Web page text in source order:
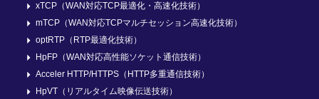
xTCP（WAN対応TCP最適化・高速化技術）
mTCP（WAN対応TCPマルチセッション高速化技術）
optRTP（RTP最適化技術）
HpFP（WAN対応高性能ソケット通信技術）
Acceler HTTP/HTTPS（HTTP多重通信技術）
HpVT（リアルタイム映像伝送技術）